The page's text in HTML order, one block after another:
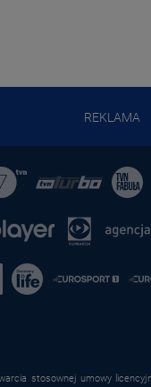
REKLAMA
stosownej umowy